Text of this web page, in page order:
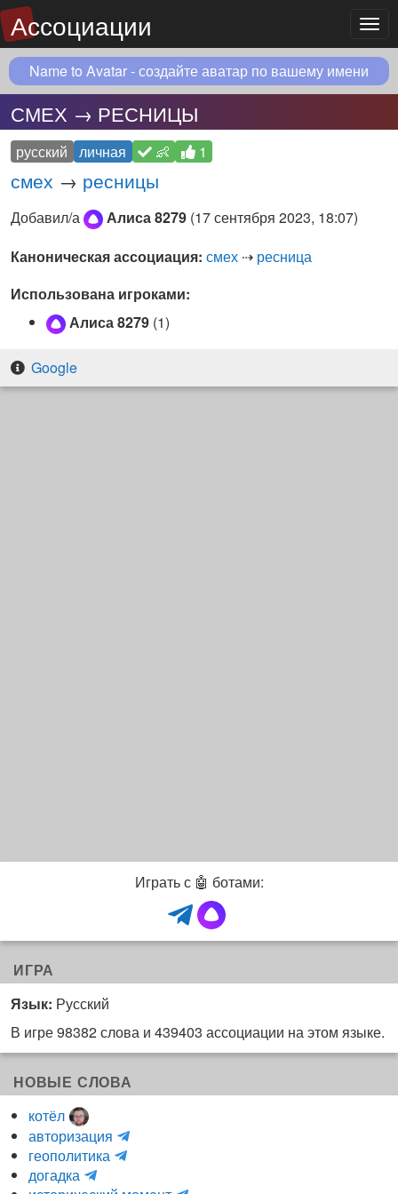
Ассоциации
Name to Avatar - создайте аватар по вашему имени
СМЕХ → РЕСНИЦЫ
русский личная 👶 1
смех → ресницы
Добавил/а Алиса 8279 (17 сентября 2023, 18:07)
Каноническая ассоциация: смех ⇢ ресница
Использована игроками:
Алиса 8279 (1)
Google
Играть с 🤖 ботами:
ИГРА
Язык: Русский
В игре 98382 слова и 439403 ассоциации на этом языке.
НОВЫЕ СЛОВА
котёл
авторизация
и
геополитика
H
догадка
m